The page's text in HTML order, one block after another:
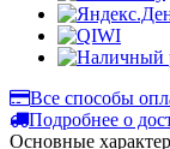
Все способы
Подробнее о
Основные